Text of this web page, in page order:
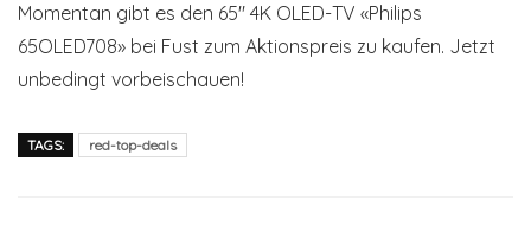
Momentan gibt es den 65″ 4K OLED-TV «Philips
65OLED708» bei Fust zum Aktionspreis zu kaufen. Jetzt
unbedingt vorbeischauen!
TAGS: red-top-deals